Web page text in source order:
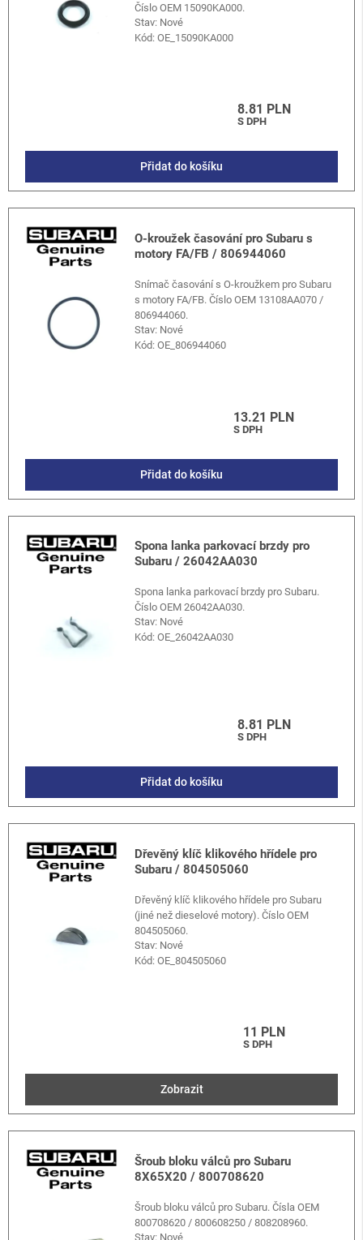
Číslo OEM 15090KA000.
Stav: Nové
Kód:OE_15090KA000
8.81 PLN
S DPH
Přidat do košíku
O-kroužek časování pro Subaru s
motory FA/FB / 806944060
Snímač časování s O-kroužkem pro Subaru
s motory FA/FB. Číslo OEM 13108AA070 /
806944060.
Stav: Nové
Kód:OE_806944060
13.21 PLN
S DPH
Přidat do košíku
Spona lanka parkovací brzdy pro
Subaru / 26042AA030
Spona lanka parkovací brzdy pro Subaru.
Číslo OEM 26042AA030.
Stav: Nové
Kód:OE_26042AA030
8.81 PLN
S DPH
Přidat do košíku
Dřevěný klíč klikového hřídele pro
Subaru / 804505060
Dřevěný klíč klikového hřídele pro Subaru
(jiné než dieselové motory). Číslo OEM
804505060.
Stav: Nové
Kód:OE_804505060
11 PLN
S DPH
Zobrazit
Šroub bloku válců pro Subaru
8X65X20 / 800708620
Šroub bloku válců pro Subaru. Čísla OEM
800708620 / 800608250 / 808208960.
Stav: Nové